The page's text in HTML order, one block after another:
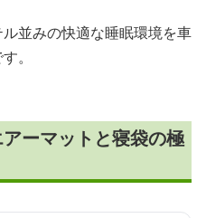
並みの快適な睡眠環境を車
。
ーマットと寝袋の極